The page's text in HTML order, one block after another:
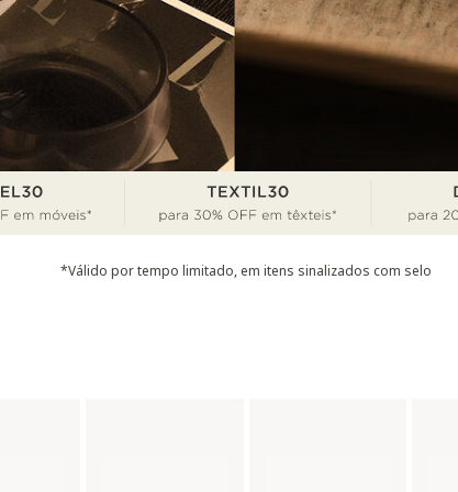
*Válido por tempo limitado, em itens sinalizados com selo